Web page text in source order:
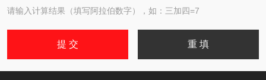
请输入计算结果（填写阿拉伯数字），如：三加四=7